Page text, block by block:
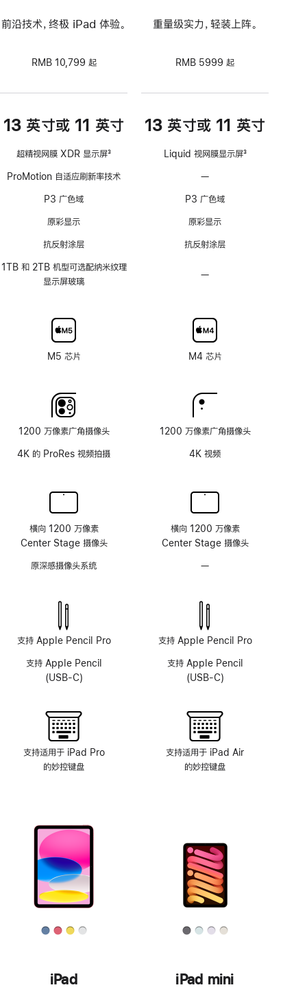
前沿技术，终极 iPad 体验。
RMB 10,799 起
13 英寸或 11 英寸
超精视网膜 XDR 显示屏
注
3
ProMotion 自适应刷新率技术
P3 广色域
原彩显示
抗反射涂层
1TB 和 2TB 机型可选配纳米纹理
显示屏玻璃
M5 芯片
1200 万像素广角摄像头
4K 的 ProRes 视频拍摄
横向 1200 万像素
Center Stage 摄像头
原深感摄像头系统
支持 Apple Pencil Pro
支持 Apple Pencil
(USB-C)
支持适用于 iPad Pro
的妙控键盘
重量级实力，轻装上阵。
RMB 5999 起
13 英寸或 11 英寸
Liquid 视网膜显示屏3
—
持
ProMotion
适
技
术
P3 广色域
原彩显示
抗反射涂层
—
配
纳
纹
板
M4 芯片
1200 万像素广角摄像头
4K 视频
横向 1200 万像素
Center Stage 摄像头
—
像
系
统
支持 Apple Pencil Pro
支持 Apple Pencil
(USB-C)
支持适用于 iPad Air
的妙控键盘
iPad iPad mini